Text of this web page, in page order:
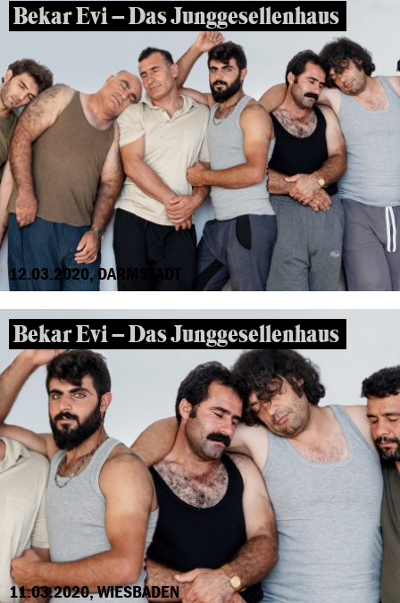
Bekar Evi – Das Junggesellenhaus
12.03.2020, DARMSTADT
Bekar Evi – Das Junggesellenhaus
11.03.2020, WIESBADEN